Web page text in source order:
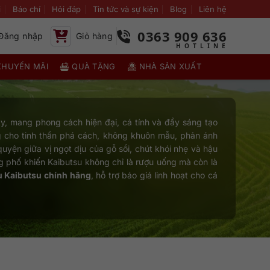
Báo chí Hỏi đáp Tin tức và sự kiện Blog Liên hệ
nhập Giỏ hàng 0363 909 636
MÃI QUÀ TẶNG NHÀ SẢN XUẤT
mang phong cách hiện đại, cá tính và đầy sáng tạo
cho tinh thần phá cách, không khuôn mẫu, phản ánh
giữa vị ngọt dịu của gỗ sồi, chút khói nhẹ và hậu
khiến Kaibutsu không chỉ là rượu uống mà còn là
Kaibutsu chính hãng , hỗ trợ báo giá linh hoạt cho cá